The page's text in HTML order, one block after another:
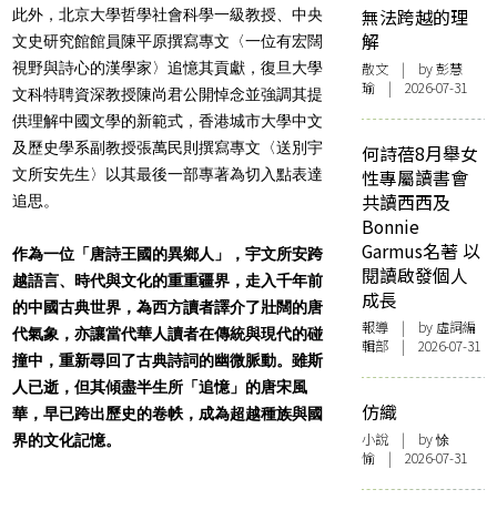
此外，北京大學哲學社會科學一級教授、中央
文史研究館館員陳平原撰寫專文〈一位有宏闊
視野與詩心的漢學家〉追憶其貢獻，復旦大學
文科特聘資深教授陳尚君公開悼念並強調其提
供理解中國文學的新範式，香港城市大學中文
及歷史學系副教授張萬民則撰寫專文〈送別宇
文所安先生〉以其最後一部專著為切入點表達
追思。
作為一位「唐詩王國的異鄉人」，宇文所安跨
越語言、時代與文化的重重疆界，走入千年前
的中國古典世界，為西方讀者譯介了壯闊的唐
代氣象，亦讓當代華人讀者在傳統與現代的碰
撞中，重新尋回了古典詩詞的幽微脈動。雖斯
人已逝，但其傾盡半生所「追憶」的唐宋風
華，早已跨出歷史的卷帙，成為超越種族與國
界的文化記憶。
無法跨越的理
解
散文 | by 彭慧
瑜 | 2026-07-31
何詩蓓8月舉女
性專屬讀書會
共讀西西及
Bonnie
Garmus名著 以
閱讀啟發個人
成長
報導 | by 虛詞編
輯部 | 2026-07-31
仿織
小說 | by 悇
愉 | 2026-07-31